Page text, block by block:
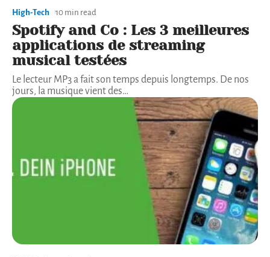
High-Tech 10 min read
Spotify and Co : Les 3 meilleures
applications de streaming
musical testées
Le lecteur MP3 a fait son temps depuis longtemps. De nos
jours, la musique vient des…